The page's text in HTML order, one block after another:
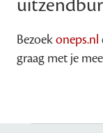
Bezoekoneps.nl
graag met je